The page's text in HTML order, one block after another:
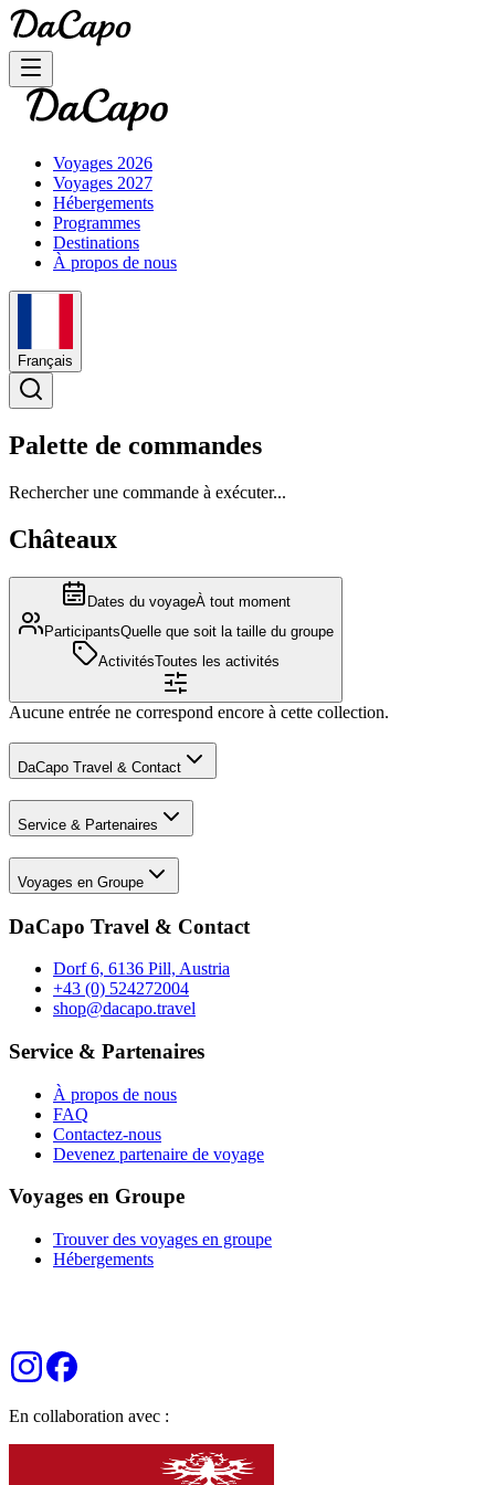
Voyages 2026
Voyages 2027
Hébergements
Programmes
Destinations
À propos de nous
Français
Palette de commandes
Rechercher une commande à exécuter...
Châteaux
Dates du voyageÀ tout moment
ParticipantsQuelle que soit la taille du groupe
ActivitésToutes les activités
Aucune entrée ne correspond encore à cette collection.
DaCapo Travel & Contact
Service & Partenaires
Voyages en Groupe
DaCapo Travel & Contact
Dorf 6, 6136 Pill, Austria
+43 (0) 524272004
shop@dacapo.travel
Service & Partenaires
À propos de nous
FAQ
Contactez-nous
Devenez partenaire de voyage
Voyages en Groupe
Trouver des voyages en groupe
Hébergements
En collaboration avec :